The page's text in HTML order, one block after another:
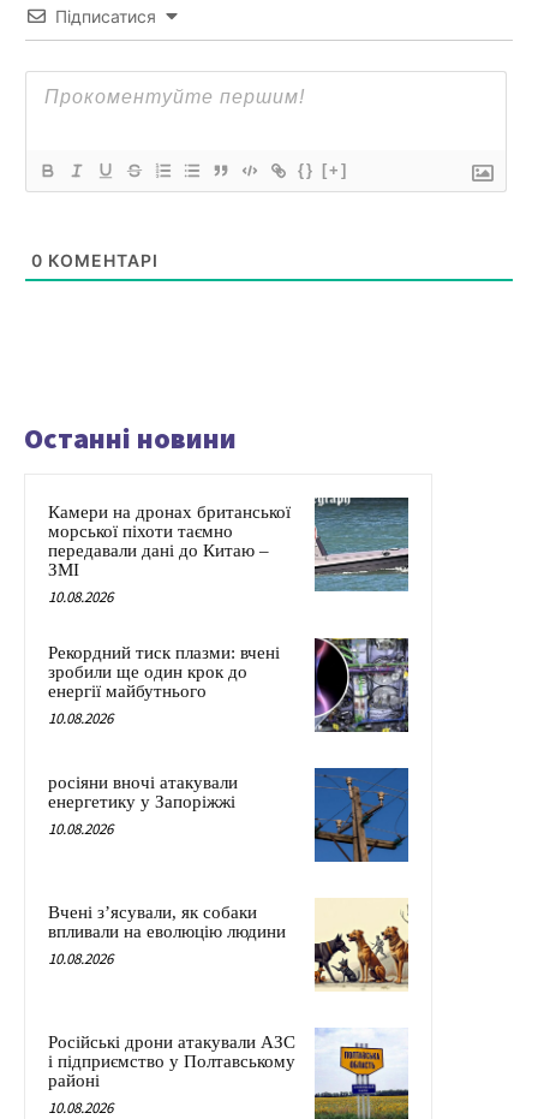
Підписатися
{} [+]
0 КОМЕНТАРІ
Останні новини
Камери на дронах британської
морської піхоти таємно
передавали дані до Китаю –
ЗМІ
10.08.2026
Рекордний тиск плазми: вчені
зробили ще один крок до
енергії майбутнього
10.08.2026
росіяни вночі атакували
енергетику у Запоріжжі
10.08.2026
Вчені з’ясували, як собаки
впливали на еволюцію людини
10.08.2026
Російські дрони атакували АЗС
і підприємство у Полтавському
районі
10.08.2026